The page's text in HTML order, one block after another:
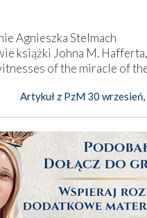
Agnieszka Stelmach
książki Johna M. Hafferta,
of the miracle of
Artykuł z PzM 30